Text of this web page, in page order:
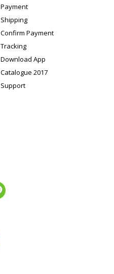
Payment
Shipping
Confirm Payment
Tracking
Download App
Catalogue 2017
Support